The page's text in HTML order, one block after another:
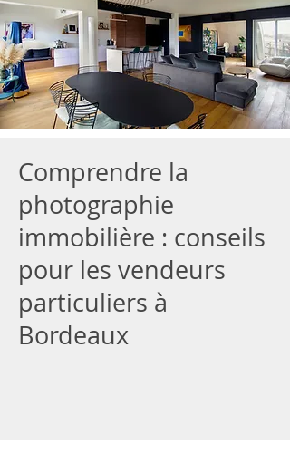
Comprendre la
photographie
immobilière : conseils
pour les vendeurs
particuliers à
Bordeaux